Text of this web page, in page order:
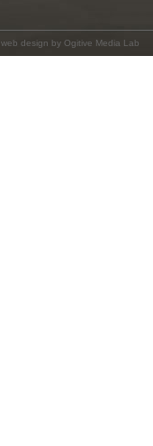
web design by Ogitive Media Lab